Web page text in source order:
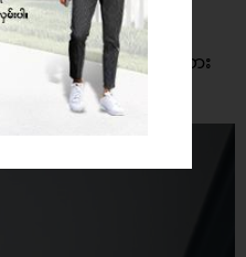
ကို ကြိုးထည့်ပြီး သစ်သား
မသွားစေဖို့ ထုံးပေးပါ။